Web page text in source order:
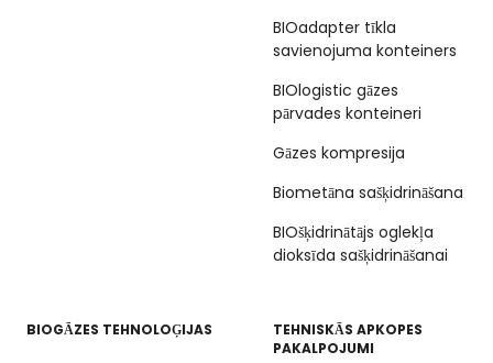
BIOadapter tīkla
savienojuma konteiners
BIOlogistic gāzes
pārvades konteineri
Gāzes kompresija
Biometāna sašķidrināšana
BIOšķidrinātājs oglekļa
dioksīda sašķidrināšanai
BIOGĀZES TEHNOLOĢIJAS
TEHNISKĀS APKOPES
PAKALPOJUMI